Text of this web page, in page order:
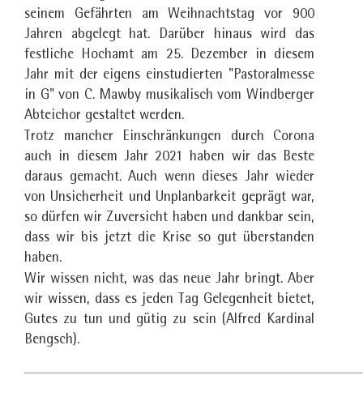
seinem Gefährten am Weihnachtstag vor 900
Jahren abgelegt hat. Darüber hinaus wird das
festliche Hochamt am 25. Dezember in diesem
Jahr mit der eigens einstudierten "Pastoralmesse
in G" von C. Mawby musikalisch vom Windberger
Abteichor gestaltet werden.
Trotz mancher Einschränkungen durch Corona
auch in diesem Jahr 2021 haben wir das Beste
daraus gemacht. Auch wenn dieses Jahr wieder
von Unsicherheit und Unplanbarkeit geprägt war,
so dürfen wir Zuversicht haben und dankbar sein,
dass wir bis jetzt die Krise so gut überstanden
haben.
Wir wissen nicht, was das neue Jahr bringt. Aber
wir wissen, dass es jeden Tag Gelegenheit bietet,
Gutes zu tun und gütig zu sein (Alfred Kardinal
Bengsch).